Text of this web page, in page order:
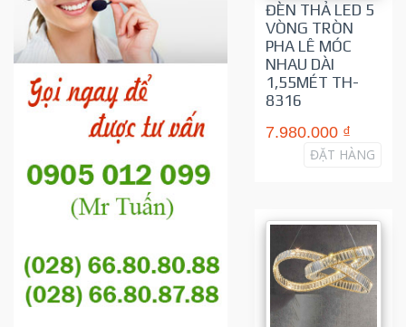
ĐÈN THẢ LED 5
VÒNG TRÒN
PHA LÊ MÓC
NHAU DÀI
1,55MÉT TH-
8316
7.980.000 ₫
ĐẶT HÀNG